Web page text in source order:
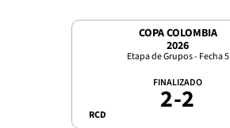
COPA COLOMBIA
2026
Etapa de Grupos - Fecha 5
RCD
FINALIZADO
2-2